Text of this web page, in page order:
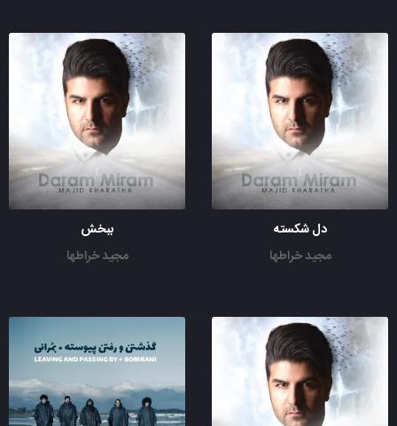
دل شکسته
مجید خراطها
ببخش
مجید خراطها